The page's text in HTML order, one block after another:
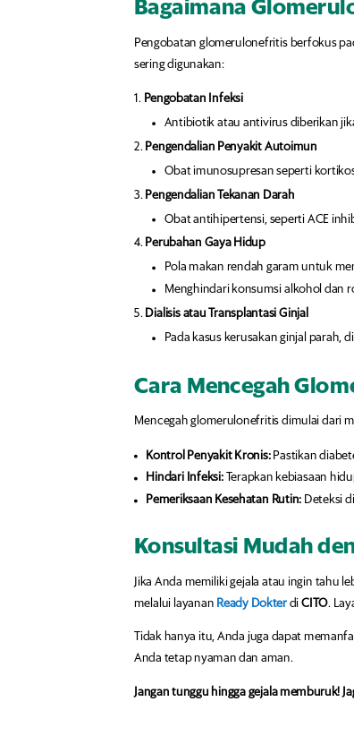
Bagaimana
Pengobatan glomerulonefritis berfokus
sering digunakan:
Pengobatan Infeksi
Antibiotik atau antivirus diberikan
Pengendalian Penyakit Autoimun
Obat imunosupresan seperti
Pengendalian Tekanan Darah
Obat antihipertensi, seperti ACE
Perubahan Gaya Hidup
Pola makan rendah garam untuk
Menghindari konsumsi alkohol dan
Dialisis atau Transplantasi Ginjal
Pada kasus kerusakan ginjal parah,
Cara Mencegah
Mencegah glomerulonefritis dimulai dari
Kontrol Penyakit Kronis: Pastikan
Hindari Infeksi: Terapkan kebiasaan
Pemeriksaan Kesehatan Rutin: Deteksi
Konsultasi Mudah
Jika Anda memiliki gejala atau ingin tahu
melalui layanan Ready Dokter diCITO.
Tidak hanya itu, Anda juga dapat
Anda tetap nyaman dan aman.
Jangan tunggu hingga gejala memburuk!